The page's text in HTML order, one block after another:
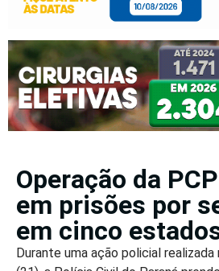
Operação da
em prisões por
em cinco
Durante uma ação policial